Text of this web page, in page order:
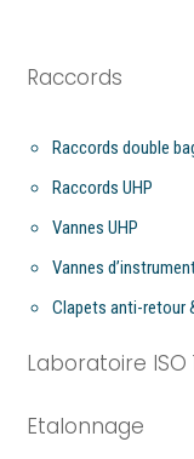
Raccords
Raccords double
Raccords UHP
Vannes UHP
Vannes
Clapets anti-retour
Laboratoire ISO
Etalonnage